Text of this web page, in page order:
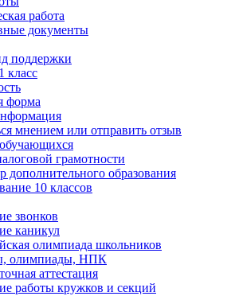
работа
документы
поддержки
класс
форма
мнением или отправить отзыв
грамотности
дополнительного образования
10 классов
звонков
каникул
олимпиада школьников
олимпиады, НПК
аттестация
работы кружков и секций